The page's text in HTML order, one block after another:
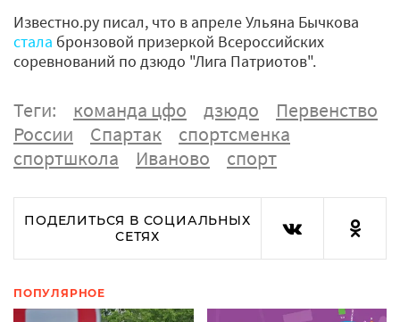
Известно.ру писал, что в апреле Ульяна Бычкова
стала бронзовой призеркой Всероссийских
соревнований по дзюдо "Лига Патриотов".
Теги: команда цфо дзюдо
Первенство
России
Спартак
спортсменка
спортшкола
Иваново спорт
ПОДЕЛИТЬСЯ В СОЦИАЛЬНЫХ
СЕТЯХ
ПОПУЛЯРНОЕ